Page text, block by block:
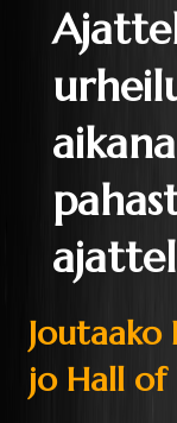
Joutaako
jo Hall of